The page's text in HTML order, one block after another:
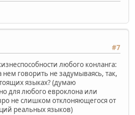
#7
любого конланга:
говорить не задумываясь, так,
языках? (думаю
для любого евроклона или
не слишком отклоняющегося от
реальных языков)